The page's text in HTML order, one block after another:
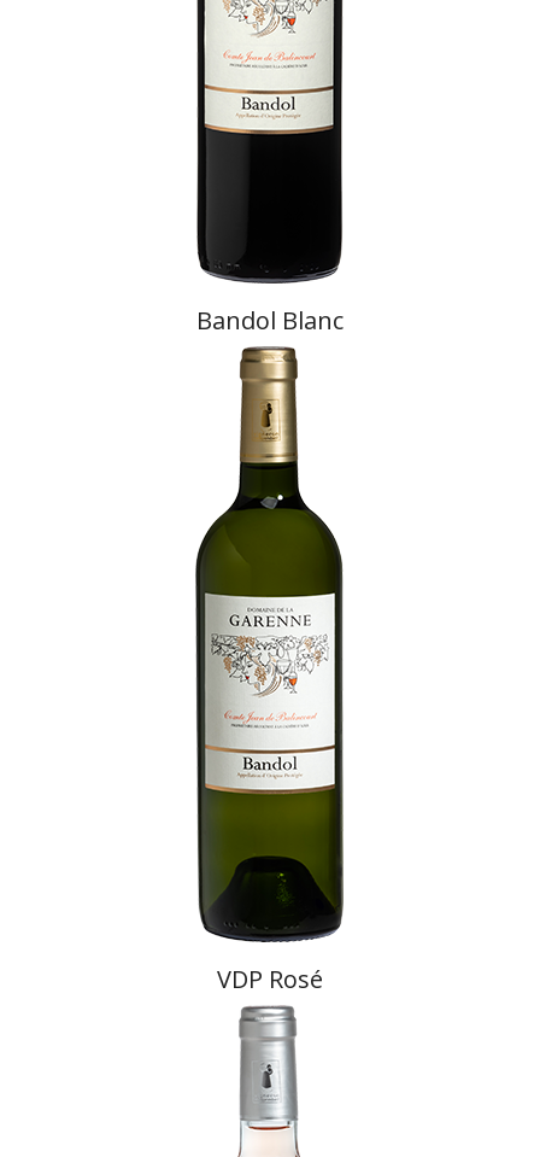
Bandol Blanc
VDP Rosé